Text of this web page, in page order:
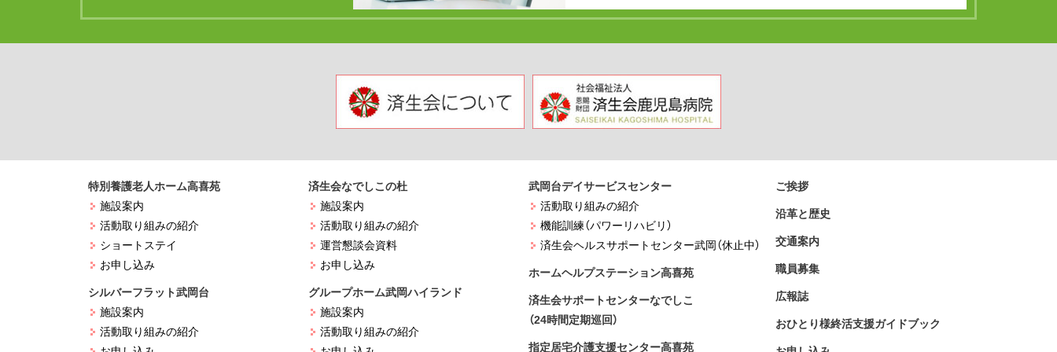
特別養護老人ホーム高喜苑
施設案内
活動取り組みの紹介
ショートステイ
お申し込み
シルバーフラット武岡台
施設案内
活動取り組みの紹介
済生会なでしこの杜
施設案内
活動取り組みの紹介
運営懇談会資料
お申し込み
グループホーム武岡ハイランド
施設案内
活動取り組みの紹介
武岡台デイサービスセンター
活動取り組みの紹介
機能訓練（パワーリハビリ）
済生会ヘルスサポートセンター武岡（休止中）
ホームヘルプステーション高喜苑
済生会サポートセンターなでしこ
（24時間定期巡回）
指定居宅介護支援センター高喜苑
ご挨拶
沿革と歴史
交通案内
職員募集
広報誌
おひとり様終活支援ガイドブック